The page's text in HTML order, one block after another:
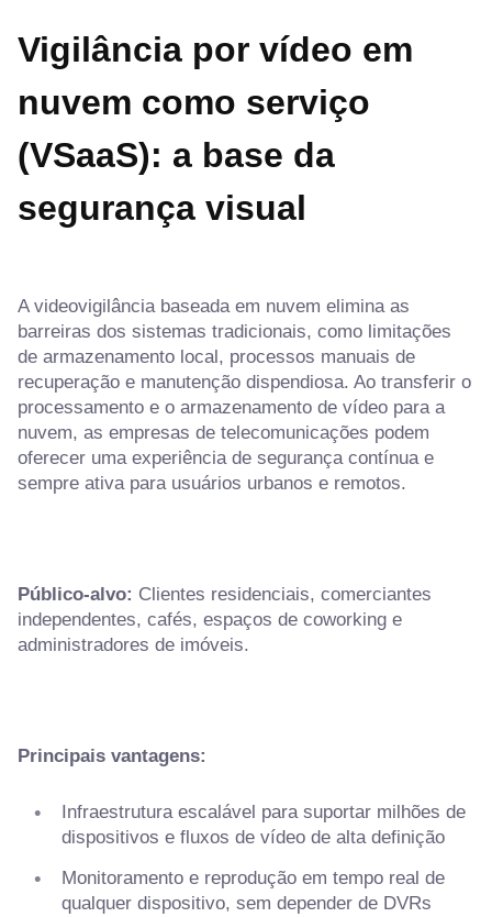
Vigilância por vídeo em
nuvem como serviço
(VSaaS): a base da
segurança visual
A videovigilância baseada em nuvem elimina as
barreiras dos sistemas tradicionais, como limitações
de armazenamento local, processos manuais de
recuperação e manutenção dispendiosa. Ao transferir o
processamento e o armazenamento de vídeo para a
nuvem, as empresas de telecomunicações podem
oferecer uma experiência de segurança contínua e
sempre ativa para usuários urbanos e remotos.
Público-alvo: Clientes residenciais, comerciantes
independentes, cafés, espaços de coworking e
administradores de imóveis.
Principais vantagens:
Infraestrutura escalável para suportar milhões de
dispositivos e fluxos de vídeo de alta definição
Monitoramento e reprodução em tempo real de
qualquer dispositivo, sem depender de DVRs